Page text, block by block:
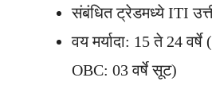
संबंधित ट्रेडमध्ये ITI
वय मर्यादा: 15 ते 24
OBC: 03 वर्षे सूट)